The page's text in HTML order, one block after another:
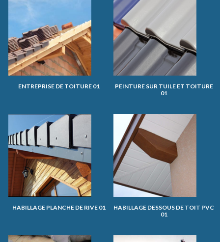
ENTREPRISE DE TOITURE 01
PEINTURE SUR TUILE ET TOITURE
01
HABILLAGE PLANCHE DE RIVE 01
HABILLAGE DESSOUS DE TOIT PVC
01